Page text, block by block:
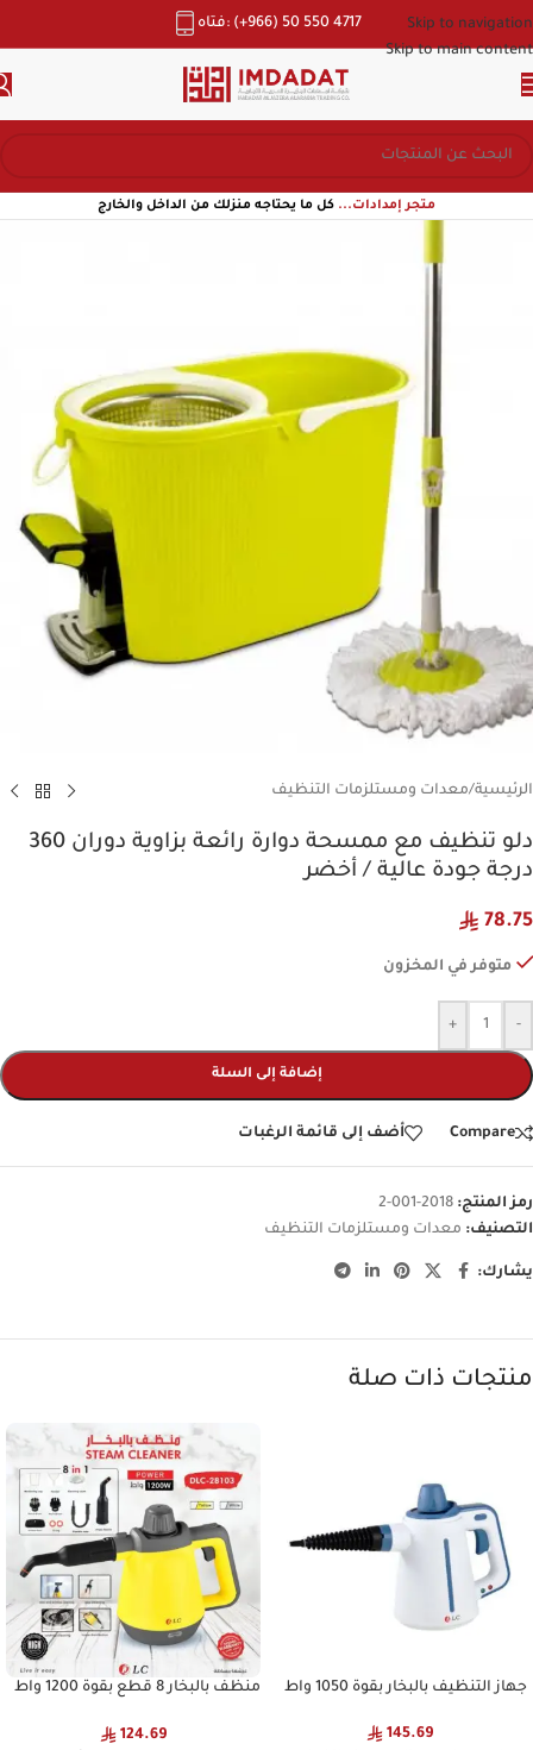
Skip to navigation
Skip to main content
هاتف: (+966) 50 550 4717
متجر إمدادات... كل ما يحتاجه منزلك من الداخل والخارج
الرئيسية/معدات ومستلزمات التنظيف
دلو تنظيف مع ممسحة دوارة رائعة بزاوية دوران 360
درجة جودة عالية / أخضر
78.75
متوفر في المخزون
-
+
إضافة إلى السلة
Compare أضف إلى قائمة الرغبات
رمز المنتج: 2018-001-2
التصنيف: معدات ومستلزمات التنظيف
يشارك:
منتجات ذات صلة
جهاز التنظيف بالبخار بقوة 1050 واط
145.69
منظف بالبخار 8 قطع بقوة 1200 واط
124.69